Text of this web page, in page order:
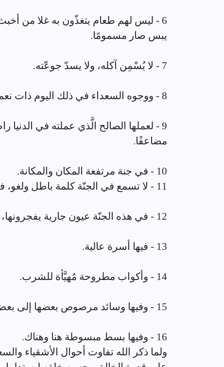
6 - ليس لهم طعام يتغذّون به غلا من
يبس صار مسمومًا.
7 - لا يُسْمِن آكله، ولا يسدّ جوعّته.
8 - ووجوه السعداء في ذلك اليوم ذات نعمة وبهجة وسرور؛ لما لاقوه من النعيم.
9 - لعملها الصالح الَّذي عملته في
مضاعفًا.
10 - في جنة مرتفعة المكان والمكانة.
11 - لا تسمع في الجنّة كلمة باطل ولغو، فضلًا عن سماع كلمة محرمة.
12 - في هذه الجنّة عيون جارية يفجرونها، ويصرفونها كيف شاؤوا.
13 - فيها أسرة عالية.
14 - وأكواب مطروحة مُهيَّأة للشرب.
15 - وفيها وسائد مرصوص بعضها إلى بعض.
16 - وفيها بسط مبسوطة هنا وهناك.
ولما ذكر الله تفاوت أحوال الأشقياء